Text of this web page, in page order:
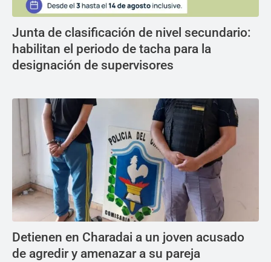
Junta de clasificación de nivel secundario:
habilitan el periodo de tacha para la
designación de supervisores
Detienen en Charadai a un joven acusado
de agredir y amenazar a su pareja